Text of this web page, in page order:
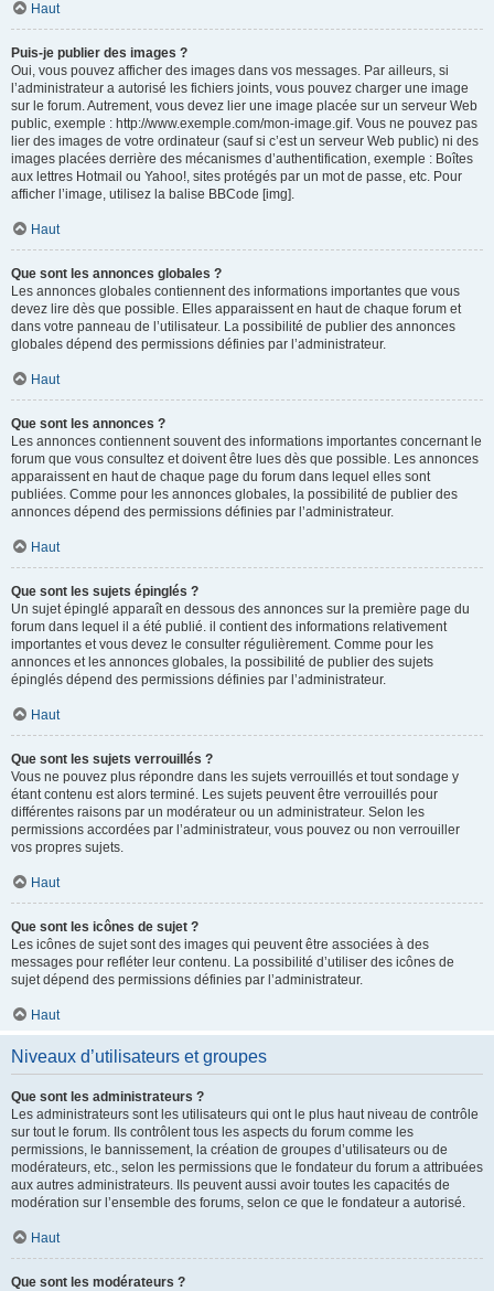
Haut
Puis-je publier des images ?
Oui, vous pouvez afficher des images dans vos messages. Par ailleurs, si
l’administrateur a autorisé les fichiers joints, vous pouvez charger une image
sur le forum. Autrement, vous devez lier une image placée sur un serveur Web
public, exemple : http://www.exemple.com/mon-image.gif. Vous ne pouvez pas
lier des images de votre ordinateur (sauf si c’est un serveur Web public) ni des
images placées derrière des mécanismes d’authentification, exemple : Boîtes
aux lettres Hotmail ou Yahoo!, sites protégés par un mot de passe, etc. Pour
afficher l’image, utilisez la balise BBCode [img].
Haut
Que sont les annonces globales ?
Les annonces globales contiennent des informations importantes que vous
devez lire dès que possible. Elles apparaissent en haut de chaque forum et
dans votre panneau de l’utilisateur. La possibilité de publier des annonces
globales dépend des permissions définies par l’administrateur.
Haut
Que sont les annonces ?
Les annonces contiennent souvent des informations importantes concernant le
forum que vous consultez et doivent être lues dès que possible. Les annonces
apparaissent en haut de chaque page du forum dans lequel elles sont
publiées. Comme pour les annonces globales, la possibilité de publier des
annonces dépend des permissions définies par l’administrateur.
Haut
Que sont les sujets épinglés ?
Un sujet épinglé apparaît en dessous des annonces sur la première page du
forum dans lequel il a été publié. il contient des informations relativement
importantes et vous devez le consulter régulièrement. Comme pour les
annonces et les annonces globales, la possibilité de publier des sujets
épinglés dépend des permissions définies par l’administrateur.
Haut
Que sont les sujets verrouillés ?
Vous ne pouvez plus répondre dans les sujets verrouillés et tout sondage y
étant contenu est alors terminé. Les sujets peuvent être verrouillés pour
différentes raisons par un modérateur ou un administrateur. Selon les
permissions accordées par l’administrateur, vous pouvez ou non verrouiller
vos propres sujets.
Haut
Que sont les icônes de sujet ?
Les icônes de sujet sont des images qui peuvent être associées à des
messages pour refléter leur contenu. La possibilité d’utiliser des icônes de
sujet dépend des permissions définies par l’administrateur.
Haut
Niveaux d’utilisateurs et groupes
Que sont les administrateurs ?
Les administrateurs sont les utilisateurs qui ont le plus haut niveau de contrôle
sur tout le forum. Ils contrôlent tous les aspects du forum comme les
permissions, le bannissement, la création de groupes d’utilisateurs ou de
modérateurs, etc., selon les permissions que le fondateur du forum a attribuées
aux autres administrateurs. Ils peuvent aussi avoir toutes les capacités de
modération sur l’ensemble des forums, selon ce que le fondateur a autorisé.
Haut
Que sont les modérateurs ?